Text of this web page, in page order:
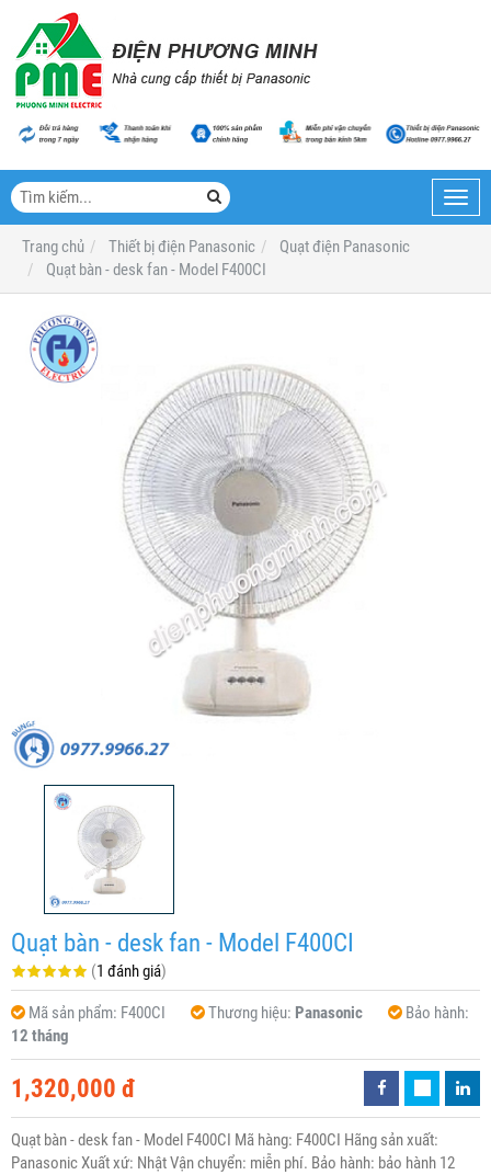
Trang chủ
Thiết bị điện Panasonic
Quạt điện Panasonic
Quạt bàn - desk fan - Model F400CI
Quạt bàn - desk fan - Model F400CI
(1 đánh giá)
Mã sản phẩm: F400CI Thương hiệu: Panasonic
Bảo hành:
12 tháng
1,320,000 đ
Quạt bàn - desk fan - Model F400CI Mã hàng: F400CI Hãng sản xuất:
Panasonic Xuất xứ: Nhật Vận chuyển: miễn phí. Bảo hành: bảo hành 12